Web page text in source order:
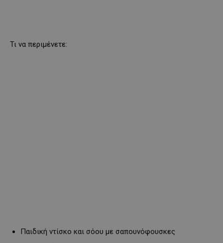
Τι να περιμένετε:
Παιδική ντίσκο και σόου με σαπουνόφουσκες